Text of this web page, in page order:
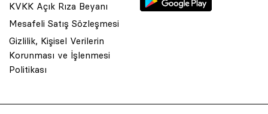
KVKK Açık Rıza Beyanı
Mesafeli Satış Sözleşmesi
Gizlilik, Kişisel Verilerin
Korunması ve İşlenmesi
Politikası
© 2001 Rota Yayın Yapım Tanıtım Tic. Ltd. Şti. Bu Sitede Bulunan
Asquared WordPress Agencytarafından tasarlanmış ve